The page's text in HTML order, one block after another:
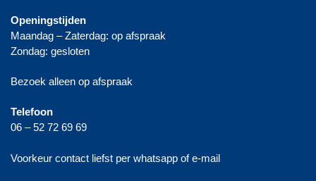
Openingstijden
Maandag – Zaterdag: op afspraak
Zondag: gesloten
Bezoek alleen op afspraak
Telefoon
06 – 52 72 69 69
Voorkeur contact liefst per whatsapp of e-mail